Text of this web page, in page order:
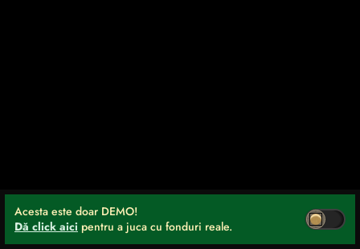
Acesta este doar DEMO!
Dă click aici pentru a juca cu fonduri reale.